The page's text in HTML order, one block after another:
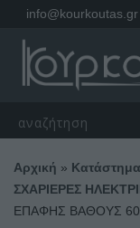
info@kourkoutas.gr
Αρχική » Κατάστημα
ΣΧΑΡΙΕΡΕΣ
ΕΠΑΦΗΣ ΒΑΘΟΥΣ 60